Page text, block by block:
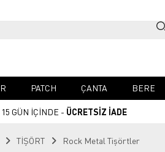
PATCH ÇANTA BERE
15 GÜN İÇİNDE - ÜCRETSİZ İADE
TİŞÖRT Rock Metal Tişörtler